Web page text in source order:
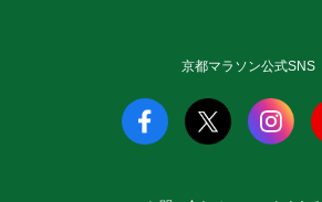
京都マラソン公式SNS